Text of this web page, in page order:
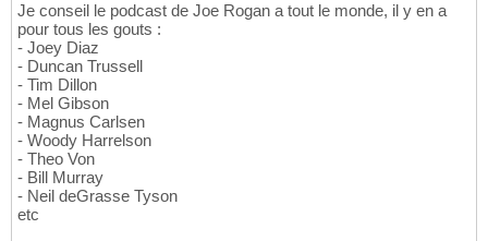
Je conseil le podcast de Joe Rogan a tout le monde, il y en a
pour tous les gouts :
- Joey Diaz
- Duncan Trussell
- Tim Dillon
- Mel Gibson
- Magnus Carlsen
- Woody Harrelson
- Theo Von
- Bill Murray
- Neil deGrasse Tyson
etc